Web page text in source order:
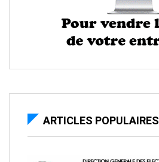
ARTICLES POPULAIRES